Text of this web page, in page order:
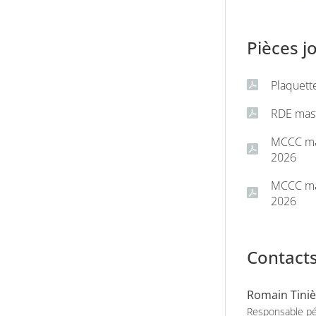
Pièces
RDE
MCCC
2026
MCCC
2026
Romain
Responsable